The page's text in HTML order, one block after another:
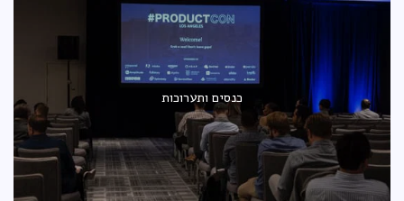
כנסים ותערוכות